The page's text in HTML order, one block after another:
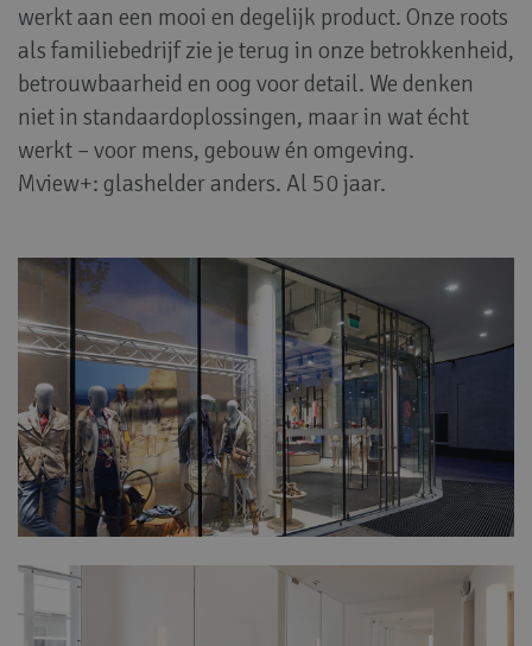
werkt aan een mooi en degelijk product. Onze roots
als familiebedrijf zie je terug in onze betrokkenheid,
betrouwbaarheid en oog voor detail. We denken
niet in standaardoplossingen, maar in wat écht
werkt – voor mens, gebouw én omgeving.
Mview+: glashelder anders. Al 50 jaar.